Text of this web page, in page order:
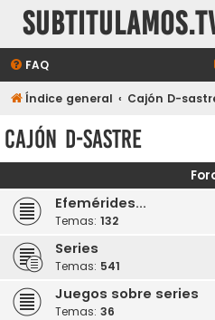
FAQ
Índice general Cajón D-
Cajón D-sastre
Efemérides...
Temas: 132
Series
Temas: 541
Juegos sobre series
Temas: 36